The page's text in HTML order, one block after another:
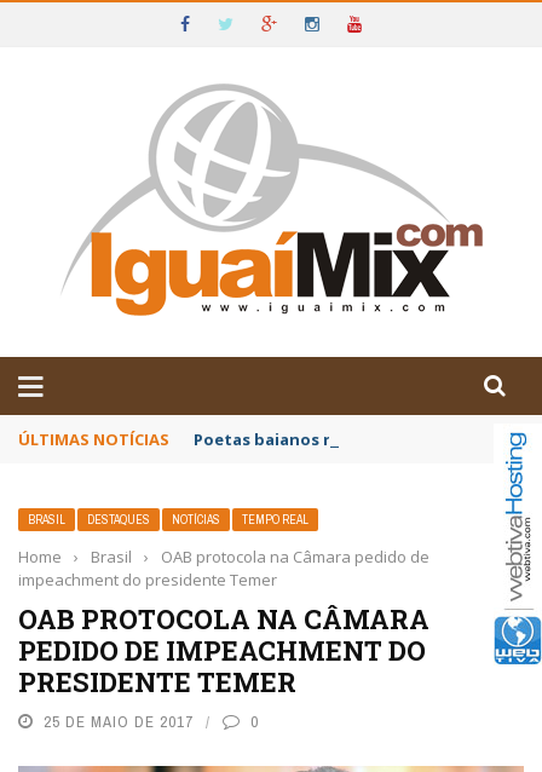
IGUAÍ E SUDOESTE DA BAHIA
ÚLTIMAS NOTÍCIAS Poetas baianos representam o Brasil no
BRASIL DESTAQUES NOTÍCIAS TEMPO REAL
Home › Brasil ›
OAB protocola na Câmara pedido de
impeachment do presidente Temer
OAB PROTOCOLA NA CÂMARA
PEDIDO DE IMPEACHMENT DO
PRESIDENTE TEMER
25 DE MAIO DE 2017 0